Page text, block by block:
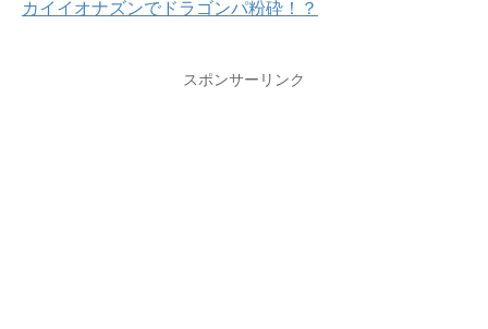
カイイオナズンでドラゴンパ粉砕！？
スポンサーリンク